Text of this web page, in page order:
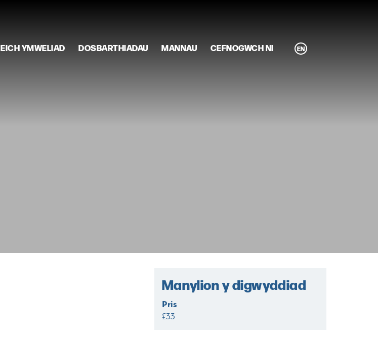
EICH YMWELIAD DOSBARTHIADAU MANNAU CEFNOGWCH NI EN
Manylion y digwyddiad
Pris
£33